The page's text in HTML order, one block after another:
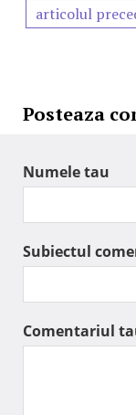
articolul
Posteaza
Numele tau
Subiectul
Comentariul